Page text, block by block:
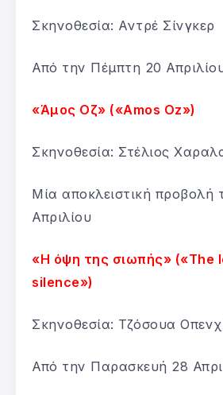
Σκηνοθεσία: Αντρέ Σίνγκερ
Από την Πέμπτη 20
«Άμος Οζ» («Amos Oz»)
Σκηνοθεσία: Στέλιος
Μία αποκλειστική προβολή
Απριλίου
«Η όψη της σιωπής» («The
silence»)
Σκηνοθεσία: Τζόσουα
Από την Παρασκευή 28